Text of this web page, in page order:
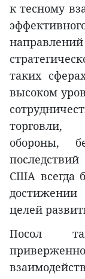
к тесному
таких
высоком
торговли,
обороны,
США всегда
целей
Посол